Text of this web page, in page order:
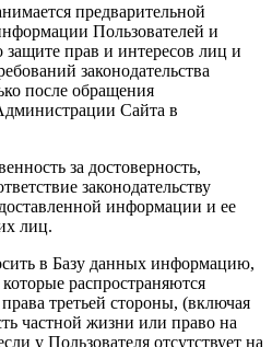
предварительной
Пользователей и
прав и интересов лиц и
законодательства
после обращения
Сайта в
за достоверность,
законодательству
информации и ее
лиц.
в Базу данных информацию,
распространяются
третьей стороны, (включая
частной жизни или право на
у Пользователя отсутствует на